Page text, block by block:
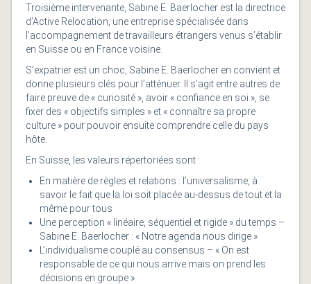
Troisième intervenante, Sabine E. Baerlocher est la directrice
d’Active Relocation, une entreprise spécialisée dans
l’accompagnement de travailleurs étrangers venus s’établir
en Suisse ou en France voisine.
S’expatrier est un choc, Sabine E. Baerlocher en convient et
donne plusieurs clés pour l’atténuer. Il s’agit entre autres de
faire preuve de « curiosité », avoir « confiance en soi », se
fixer des « objectifs simples » et « connaître sa propre
culture » pour pouvoir ensuite comprendre celle du pays
hôte.
En Suisse, les valeurs répertoriées sont :
En matière de règles et relations : l’universalisme, à
savoir le fait que la loi soit placée au-dessus de tout et la
même pour tous
Une perception « linéaire, séquentiel et rigide » du temps –
Sabine E. Baerlocher : « Notre agenda nous dirige »
L’individualisme couplé au consensus – « On est
responsable de ce qui nous arrive mais on prend les
décisions en groupe »